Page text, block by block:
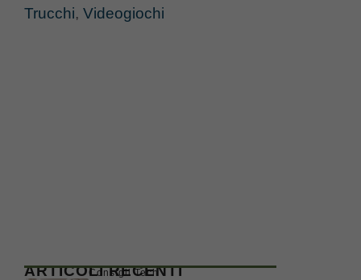
Trucchi, Videogiochi
ARTICOLI RECENTI
Consigli Tech